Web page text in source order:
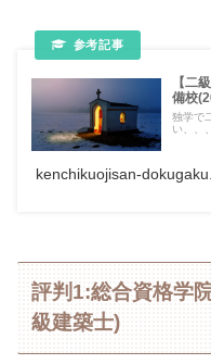
【二
備校
独学で
い、、
kenchikuojisan-
評判1:総合資格学
級建築士)